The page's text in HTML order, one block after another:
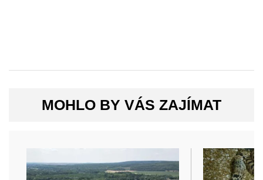
MOHLO BY VÁS ZAJÍMAT